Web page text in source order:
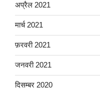
अप्रैल 2021
मार्च 2021
फ़रवरी 2021
जनवरी 2021
दिसम्बर 2020